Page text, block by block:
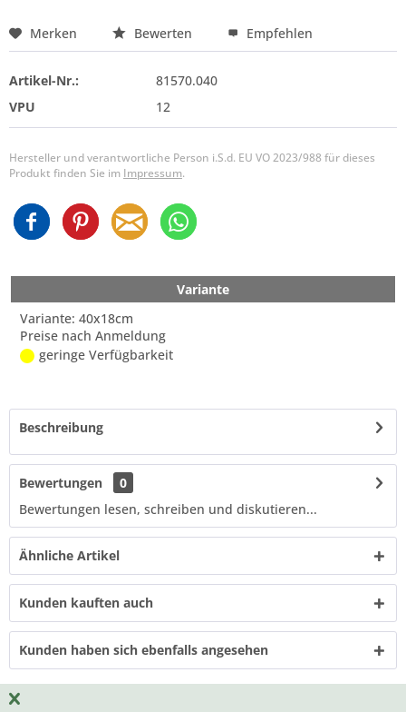
Merken Bewerten Empfehlen
Artikel-Nr.:
81570.040
VPU
12
Hersteller und verantwortliche Person i.S.d. EU VO 2023/988 für dieses
Produkt finden Sie im Impressum.
Variante
Variante: 40x18cm
Preise nach Anmeldung
geringe Verfügbarkeit
Beschreibung
Bewertungen
0
Bewertungen lesen, schreiben und diskutieren...
Ähnliche Artikel
Kunden kauften auch
Kunden haben sich ebenfalls angesehen